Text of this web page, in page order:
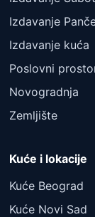
Izdavanje
Izdavanje kuća
Poslovni
Novogradnja
Zemljište
Kuće i lokacije
Kuće Beograd
Kuće Novi Sad